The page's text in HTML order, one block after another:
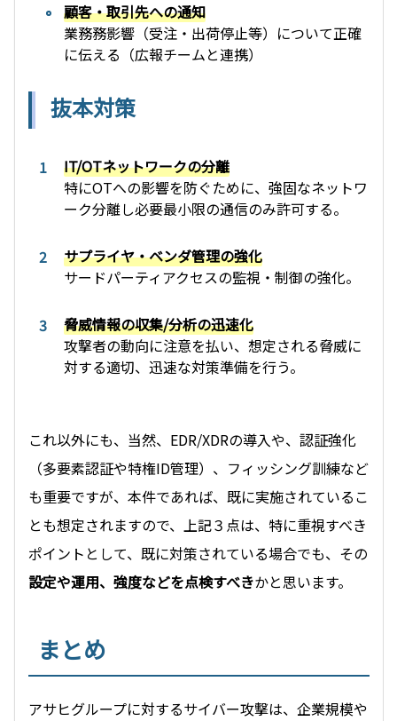
顧客・取引先への通知
業務務影響（受注・出荷停止等）について正確
に伝える（広報チームと連携）
抜本対策
IT/OTネットワークの分離
特にOTへの影響を防ぐために、強固なネットワ
ーク分離し必要最小限の通信のみ許可する。
サプライヤ・ベンダ管理の強化
サードパーティアクセスの監視・制御の強化。
脅威情報の収集/分析の迅速化
攻撃者の動向に注意を払い、想定される脅威に
対する適切、迅速な対策準備を行う。
これ以外にも、当然、EDR/XDRの導入や、認証強化
（多要素認証や特権ID管理）、フィッシング訓練など
も重要ですが、本件であれば、既に実施されているこ
とも想定されますので、上記３点は、特に重視すべき
ポイントとして、既に対策されている場合でも、その
設定や運用、強度などを点検すべきかと思います。
まとめ
アサヒグループに対するサイバー攻撃は、企業規模や